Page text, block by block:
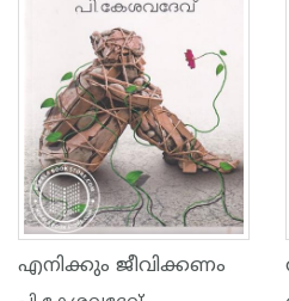
എനിക്കും ജീവിക്കണം